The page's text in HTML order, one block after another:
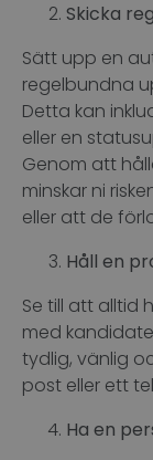
Skicka
Sätt upp en
regelbundna
Detta kan
eller en
Genom att
minskar ni
eller att de
Håll en
Se till att alltid
med
tydlig, vänlig
post eller ett
Ha en